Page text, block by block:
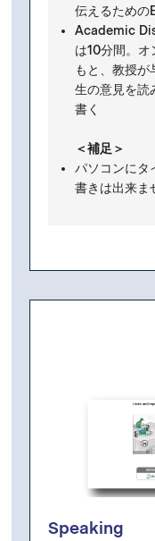
伝えるための
Academic
は10分間。
もと、教授が
生の意見を読
書く
＜補足＞
パソコンにタ
書きは出来ま
Speaking